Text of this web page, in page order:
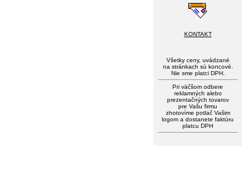
KONTAKT
Všetky ceny, uvádzané
na stránkach sú koncové.
Nie sme platci DPH.
Pri väčšom odbere
reklamných alebo
prezentačných tovarov
pre Vašu firmu
zhotovíme potlač Vašim
logom a dostanete faktúru
platcu DPH